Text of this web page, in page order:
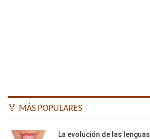
🏅 MÁS POPULARES
La evolución de las lenguas